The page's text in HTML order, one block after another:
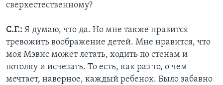
сверхестественному?
С.Г.: Я думаю, что да. Но мне также нравится
тревожить воображение детей. Мне нравится, что
моя Мэвис может летать, ходить по стенам и
потолку и исчезать. То есть, как раз то, о чем
мечтает, наверное, каждый ребенок. Было забавно